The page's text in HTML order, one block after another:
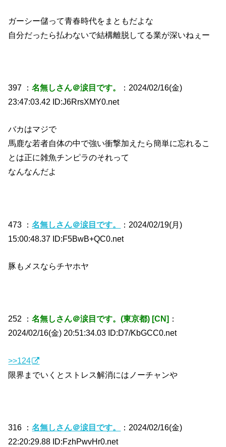
ガーシー儲って青春時代をまともだよな
自分だったら払わないで結構離脱してる業が深いねぇー
397 ：名無しさん＠涙目です。
：2024/02/16(金)
23:47:03.42 ID:J6RrsXMY0.net
バカはマジで
馬鹿な若者自体の中で強い衝撃加えたら簡単に忘れるこ
とは正に雑魚チンピラのそれって
なんなんだよ
473 ：名無しさん＠涙目です。
：2024/02/19(月)
15:00:48.37 ID:F5BwB+QC0.net
豚もメスならチヤホヤ
252 ：名無しさん＠涙目です。(東京都) [CN] ：
2024/02/16(金) 20:51:34.03 ID:D7/KbGCC0.net
>>124
限界までいくとストレス解消にはノーチャンや
316 ：名無しさん＠涙目です。
：2024/02/16(金)
22:20:29.88 ID:FzhPwvHr0.net